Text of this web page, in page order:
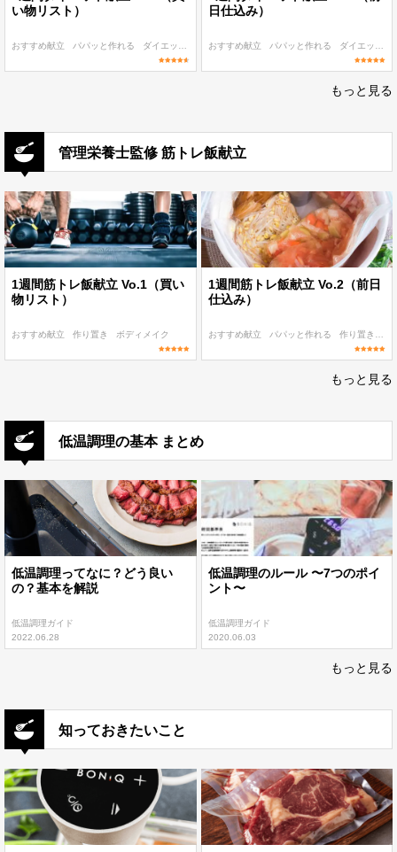
い物リスト）
おすすめ献立 パパッと作れる ダイエット 朝食・ランチ ディナー
日仕込み）
おすすめ献立 パパッと作れる ダイエット
もっと見る
管理栄養士監修 筋トレ飯献立
1週間筋トレ飯献立 Vo.1（買い
物リスト）
おすすめ献立 作り置き ボディメイク
1週間筋トレ飯献立 Vo.2（前日
仕込み）
おすすめ献立 パパッと作れる 作り置き
もっと見る
低温調理の基本 まとめ
低温調理ってなに？どう良い
の？基本を解説
低温調理ガイド
2022.06.28
低温調理のルール 〜7つのポイ
ント〜
低温調理ガイド
2020.06.03
もっと見る
知っておきたいこと